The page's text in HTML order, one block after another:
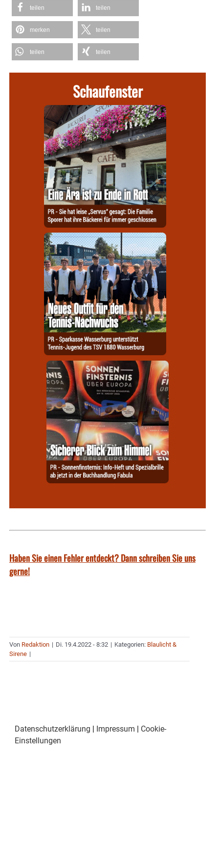
teilen teilen
merken teilen
teilen teilen
Schaufenster
Haben Sie einen Fehler entdeckt? Dann schreiben Sie uns
gerne!
Von Redaktion | Di. 19.4.2022 - 8:32 | Kategorien: Blaulicht &
Sirene |
Datenschutzerklärung | Impressum | Cookie-
Einstellungen